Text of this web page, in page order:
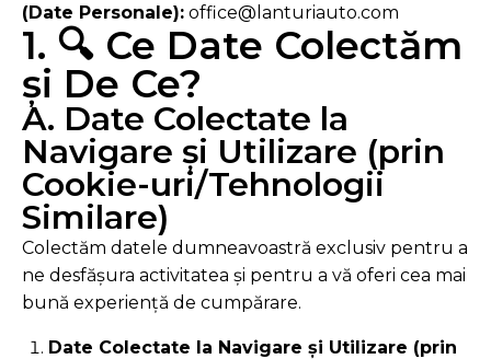
(Date Personale): office@lanturiauto.com
1. 🔍 Ce Date Colectăm
și De Ce?
A. Date Colectate la
Navigare și Utilizare (prin
Cookie-uri/Tehnologii
Similare)
Colectăm datele dumneavoastră exclusiv pentru a
ne desfășura activitatea și pentru a vă oferi cea mai
bună experiență de cumpărare.
Date Colectate la Navigare și Utilizare (prin